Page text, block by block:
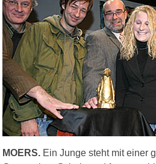
MOERS. Ein Junge steht mit einer